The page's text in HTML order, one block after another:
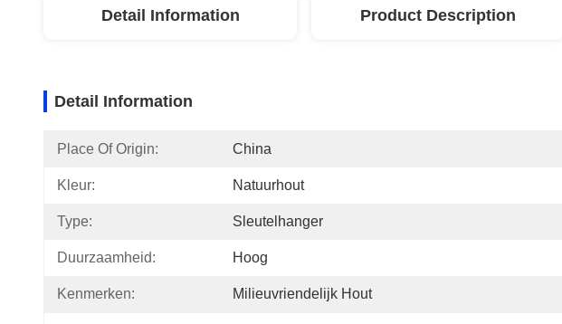
Detail Information Product Description
Detail Information
Place Of Origin: China
Kleur: Natuurhout
Type: Sleutelhanger
Duurzaamheid: Hoog
Kenmerken: Milieuvriendelijk Hout